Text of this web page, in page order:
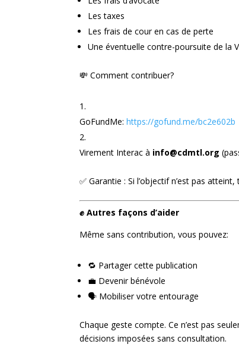
Les taxes
Les frais de cour en cas de perte
Une éventuelle contre-poursuite de la
💸 Comment contribuer?
GoFundMe:https://gofund.me/bc2e602b
Virement Interac à info@cdmtl.org
✅ Garantie : Si l’objectif n’est pas
✊ Autres façons d’aider
Même sans contribution, vous pouvez:
🔁 Partager cette publication
💼 Devenir bénévole
🗣️ Mobiliser votre entourage
Chaque geste compte. Ce n’est pas
décisions imposées sans consultation.